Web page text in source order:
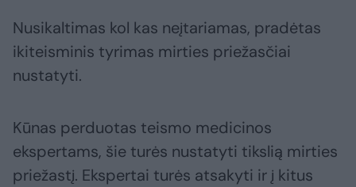
Nusikaltimas kol kas neįtariamas, pradėtas
ikiteisminis tyrimas mirties priežasčiai
nustatyti.
Kūnas perduotas teismo medicinos
ekspertams, šie turės nustatyti tikslią mirties
priežastį. Ekspertai turės atsakyti ir į kitus